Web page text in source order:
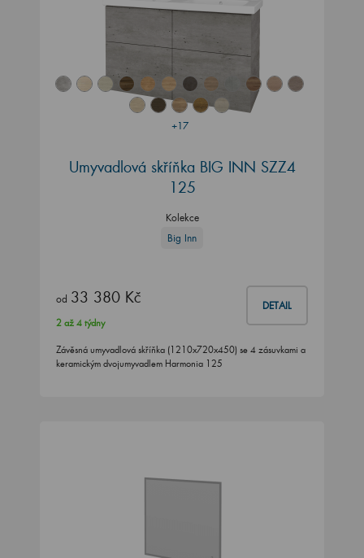
+17
Umyvadlová skříňka BIG INN SZZ4
125
Kolekce
Big Inn
od 33 380 Kč DETAIL
2 až 4 týdny
Závěsná umyvadlová skříňka (1210x720x450) se 4 zásuvkami a
keramickým dvojumyvadlem Harmonia 125